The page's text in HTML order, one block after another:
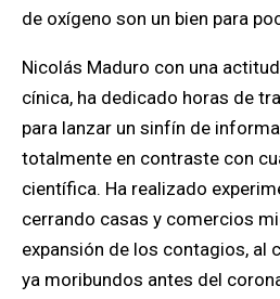
de oxígeno son un bien para
Nicolás Maduro con una
cínica, ha dedicado horas de
para lanzar un sinfín de
totalmente en contraste con
científica. Ha realizado
cerrando casas y comercios
expansión de los contagios, al
ya moribundos antes del